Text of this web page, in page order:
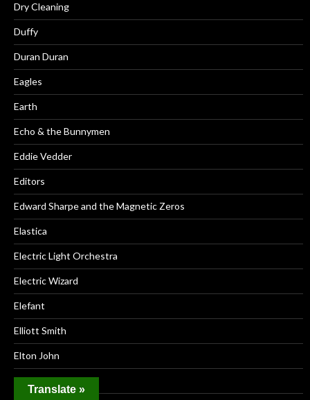
Dry Cleaning
Duffy
Duran Duran
Eagles
Earth
Echo & the Bunnymen
Eddie Vedder
Editors
Edward Sharpe and the Magnetic Zeros
Elastica
Electric Light Orchestra
Electric Wizard
Elefant
Elliott Smith
Elton John
Elvis Costello
Translate »